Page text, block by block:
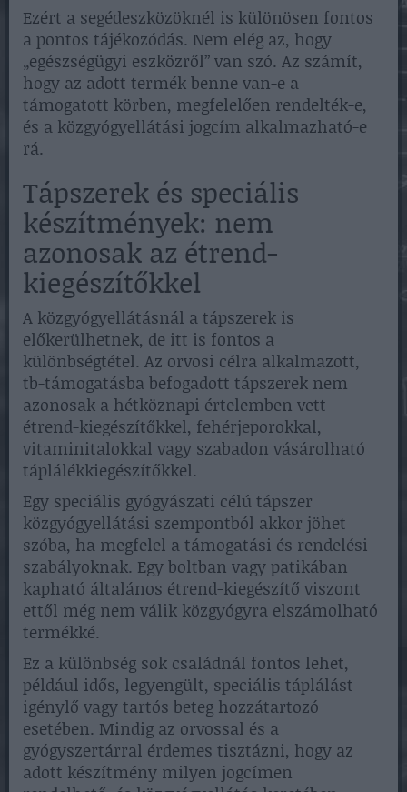
Ezért a segédeszközöknél is különösen fontos
a pontos tájékozódás. Nem elég az, hogy
„egészségügyi eszközről” van szó. Az számít,
hogy az adott termék benne van-e a
támogatott körben, megfelelően rendelték-e,
és a közgyógyellátási jogcím alkalmazható-e
rá.
Tápszerek és speciális
készítmények: nem
azonosak az étrend-
kiegészítőkkel
A közgyógyellátásnál a tápszerek is
előkerülhetnek, de itt is fontos a
különbségtétel. Az orvosi célra alkalmazott,
tb-támogatásba befogadott tápszerek nem
azonosak a hétköznapi értelemben vett
étrend-kiegészítőkkel, fehérjeporokkal,
vitaminitalokkal vagy szabadon vásárolható
táplálékkiegészítőkkel.
Egy speciális gyógyászati célú tápszer
közgyógyellátási szempontból akkor jöhet
szóba, ha megfelel a támogatási és rendelési
szabályoknak. Egy boltban vagy patikában
kapható általános étrend-kiegészítő viszont
ettől még nem válik közgyógyra elszámolható
termékké.
Ez a különbség sok családnál fontos lehet,
például idős, legyengült, speciális táplálást
igénylő vagy tartós beteg hozzátartozó
esetében. Mindig az orvossal és a
gyógyszertárral érdemes tisztázni, hogy az
adott készítmény milyen jogcímen